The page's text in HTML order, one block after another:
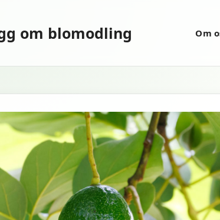
om blomodling Om